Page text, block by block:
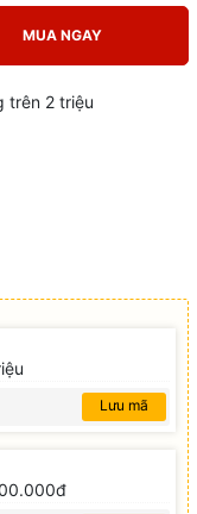
MUA NGAY
trên 2 triệu
Lưu mã